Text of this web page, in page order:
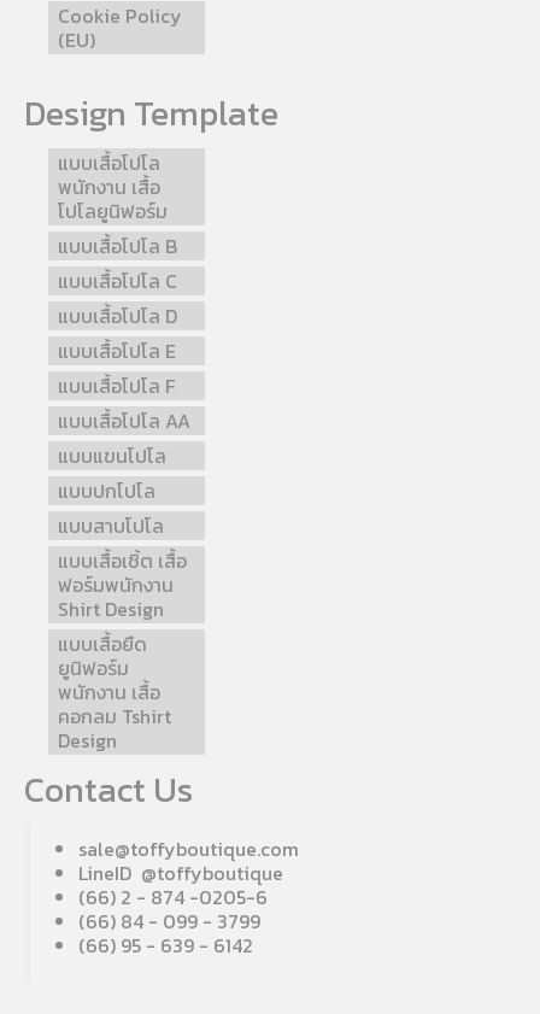
Cookie Policy
(EU)
Design Template
แบบเสื้อโปโล
พนักงาน เสื้อ
โปโลยูนิฟอร์ม
แบบเสื้อโปโล B
แบบเสื้อโปโล C
แบบเสื้อโปโล D
แบบเสื้อโปโล E
แบบเสื้อโปโล F
แบบเสื้อโปโล AA
แบบแขนโปโล
แบบปกโปโล
แบบสาบโปโล
แบบเสื้อเชิ้ต เสื้อ
ฟอร์มพนักงาน
Shirt Design
แบบเสื้อยืด
ยูนิฟอร์ม
พนักงาน เสื้อ
คอกลม Tshirt
Design
Contact Us
sale@toffyboutique.com
LineID @toffyboutique
(66) 2 - 874 -0205-6
(66) 84 - 099 - 3799
(66) 95 - 639 - 6142